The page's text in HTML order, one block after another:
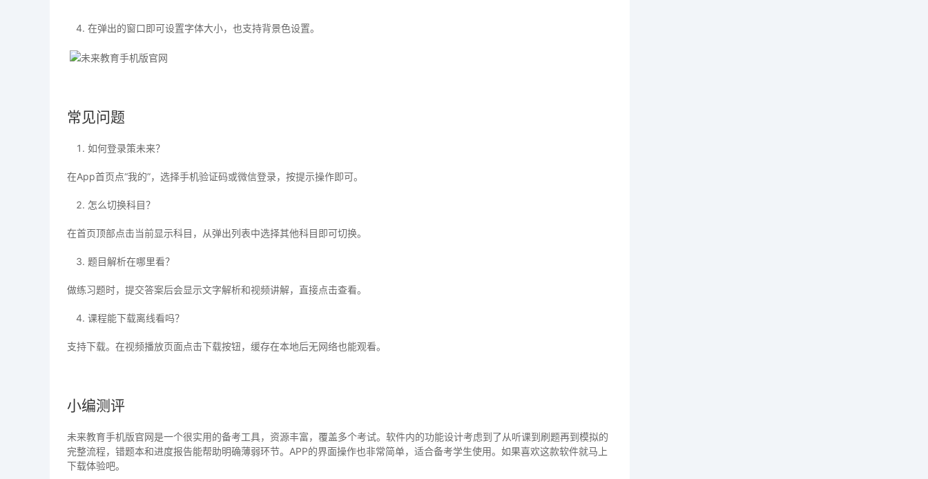
在弹出的窗口即可设置字体大小，也支持背景色设置。
常见问题
如何登录策未来？
在App首页点“我的”，选择手机验证码或微信登录，按提示操作即可。
怎么切换科目？
在首页顶部点击当前显示科目，从弹出列表中选择其他科目即可切换。
题目解析在哪里看？
做练习题时，提交答案后会显示文字解析和视频讲解，直接点击查看。
课程能下载离线看吗？
支持下载。在视频播放页面点击下载按钮，缓存在本地后无网络也能观看。
小编测评
未来教育手机版官网是一个很实用的备考工具，资源丰富，覆盖多个考试。软件内的功能设计考虑到了从听课到刷题再到模拟的
完整流程，错题本和进度报告能帮助明确薄弱环节。APP的界面操作也非常简单，适合备考学生使用。如果喜欢这款软件就马上
下载体验吧。